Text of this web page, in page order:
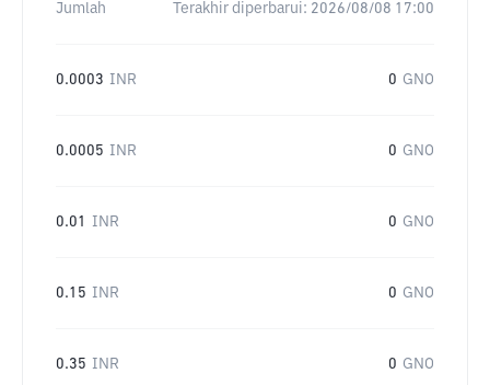
Jumlah Terakhir diperbarui: 2026/08/08 17:00
0.0003 INR 0 GNO
0.0005 INR 0 GNO
0.01 INR 0 GNO
0.15 INR 0 GNO
0.35 INR 0 GNO